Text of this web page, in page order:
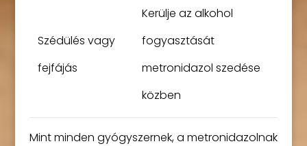
Szédülés vagy
fejfájás
Kerülje az alkohol
fogyasztását
metronidazol szedése
közben
Mint minden gyógyszernek, a metronidazolnak